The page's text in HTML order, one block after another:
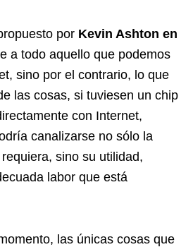
por Kevin Ashton en
a todo aquello que podemos
sino por el contrario, lo que
las cosas, si tuviesen un chip
con Internet,
canalizarse no sólo la
sino su utilidad,
labor que está
las únicas cosas que